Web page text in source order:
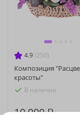
4.9 (250)
Композиция
красоты"
В наличии
10 900 ₽